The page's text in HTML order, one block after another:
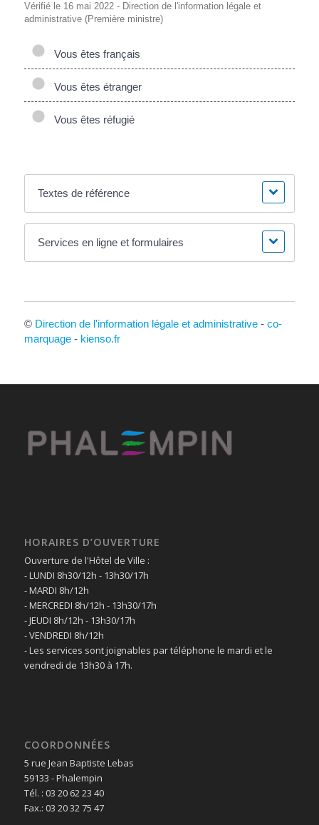
Vérifié le 16 mai 2022 - Direction de l'information légale et
administrative (Première ministre)
Vous êtes français
Vous êtes étranger
Vous êtes réfugié
Textes de référence
Services en ligne et formulaires
© Direction de l'information légale et administrative- co-
marquage- kienso.fr
HORAIRES D’OUVERTURE
Ouverture de l'Hôtel de Ville :
- LUNDI 8h30/12h - 13h30/17h
- MARDI 8h/12h
- MERCREDI 8h/12h - 13h30/17h
- JEUDI 8h/12h - 13h30/17h
- VENDREDI 8h/12h
- Les services sont joignables par téléphone le mardi et le
vendredi de 13h30 à 17h.
COORDONNÉES
5 rue Jean Baptiste Lebas
59133 - Phalempin
Tél. : 03 20 62 23 40
Fax.: 03 20 32 75 47